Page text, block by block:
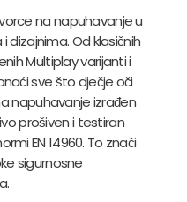
na napuhavanje u
dizajnima. Od klasičnih
Multiplay varijanti i
sve što dječje oči
napuhavanje izrađen
prošiven i testiran
EN 14960. To znači
sigurnosne